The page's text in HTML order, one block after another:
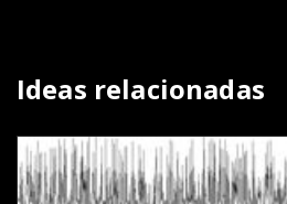
Ideas relacionadas